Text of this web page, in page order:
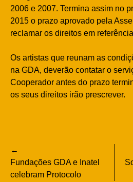
2006 e 2007. Termina assim no
2015 o prazo aprovado pela
reclamar os direitos em
Os artistas que reunam as
na GDA, deverão contatar o
Cooperador antes do prazo
os seus direitos irão prescrever.
Navegação
de
Fundações GDA e Inatel
celebram Protocolo